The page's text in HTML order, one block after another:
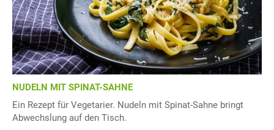
NUDELN MIT SPINAT-SAHNE
Ein Rezept für Vegetarier. Nudeln mit Spinat-Sahne bringt
Abwechslung auf den Tisch.